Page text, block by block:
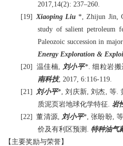
2017,14(2): 237–260.
[19]
Xiaoping Liu*, Zhijun Jin,
study of salient petroleum
Paleozoic succession in
Energy Exploration &
[20]
温佳楠, 刘小平*.细粒岩
南科技, 2017, 6:116-119.
[21]
刘小平*,刘庆新,刘杰, 等.
质泥页岩地球化学特征. 岩
[22]
董清源,刘小平*,张盼盼,等
价及有利区预测 . 特种油气
【主要奖励与荣誉】